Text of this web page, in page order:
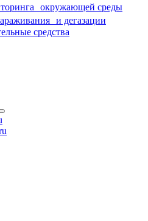
окружающей среды
и дегазации
средства